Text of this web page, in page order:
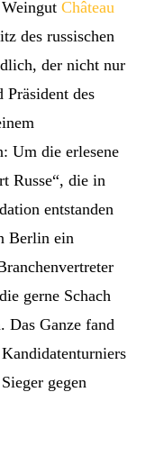
Château
des russischen
der nicht nur
Präsident des
Um die erlesene
Russe“, die in
entstanden
Berlin ein
gerne Schach
Das Ganze fand
gegen